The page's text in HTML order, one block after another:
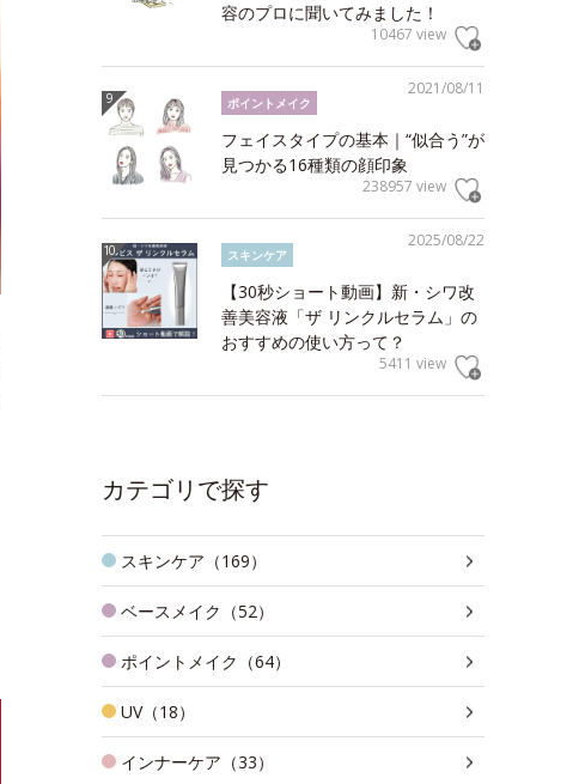
容のプロに聞いてみました！
10467 view
2021/08/11
ポイントメイク
フェイスタイプの基本｜“似合う”が
見つかる16種類の顔印象
238957 view
2025/08/22
スキンケア
【30秒ショート動画】新・シワ改
善美容液「ザ リンクルセラム」の
おすすめの使い方って？
5411 view
カテゴリで探す
スキンケア（169）
ベースメイク（52）
ポイントメイク（64）
UV（18）
インナーケア（33）